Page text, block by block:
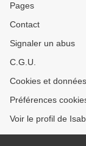
Pages
Contact
Signaler un abus
C.G.U.
Cookies et
Préférences
Voir le profil de